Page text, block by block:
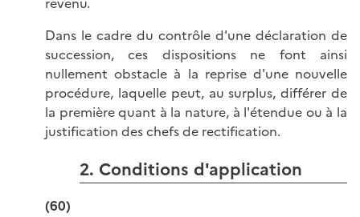
Dans le cadre du contrôle d'une déclaration de
succession, ces dispositions ne font ainsi
nullement obstacle à la reprise d'une nouvelle
procédure, laquelle peut, au surplus, différer de
la première quant à la nature, à l'étendue ou à la
justification des chefs de rectification.
2. Conditions d'application
(60)